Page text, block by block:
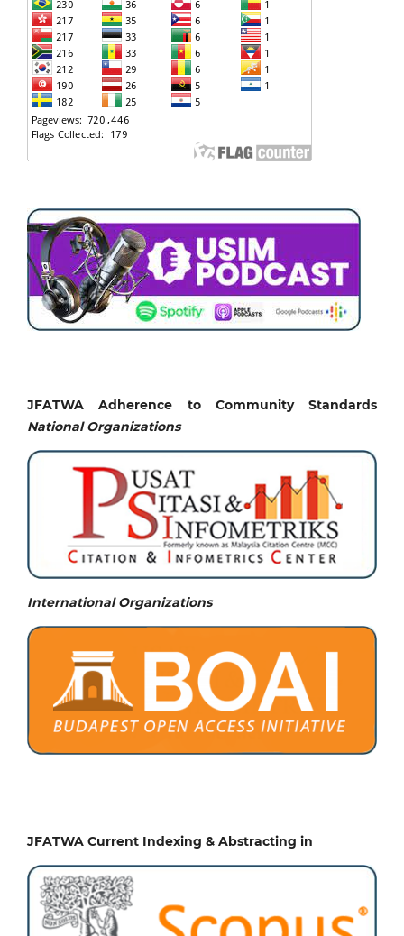
JFATWA Adherence to Community Standards
National Organizations
International Organizations
JFATWA Current Indexing & Abstracting in